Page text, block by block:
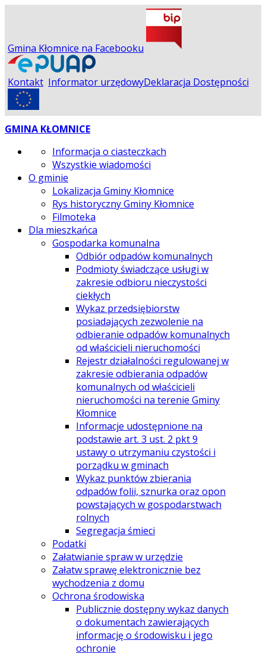
Gmina Kłomnice na Facebooku
Kontakt Informator urzędowyDeklaracja Dostępności
GMINA KŁOMNICE
Informacja o ciasteczkach
Wszystkie wiadomości
O gminie
Lokalizacja Gminy Kłomnice
Rys historyczny Gminy Kłomnice
Filmoteka
Dla mieszkańca
Gospodarka komunalna
Odbiór odpadów komunalnych
Podmioty świadczące usługi w
zakresie odbioru nieczystości
ciekłych
Wykaz przedsiębiorstw
posiadających zezwolenie na
odbieranie odpadów komunalnych
od właścicieli nieruchomości
Rejestr działalności regulowanej w
zakresie odbierania odpadów
komunalnych od właścicieli
nieruchomości na terenie Gminy
Kłomnice
Informacje udostępnione na
podstawie art. 3 ust. 2 pkt 9
ustawy o utrzymaniu czystości i
porządku w gminach
Wykaz punktów zbierania
odpadów folii, sznurka oraz opon
powstających w gospodarstwach
rolnych
Segregacja śmieci
Podatki
Załatwianie spraw w urzędzie
Załatw sprawę elektronicznie bez
wychodzenia z domu
Ochrona środowiska
Publicznie dostępny wykaz danych
o dokumentach zawierających
informację o środowisku i jego
ochronie